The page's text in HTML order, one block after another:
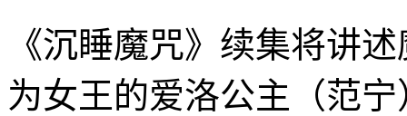
《沉睡魔咒》续集将讲
为女王的爱洛公主（范